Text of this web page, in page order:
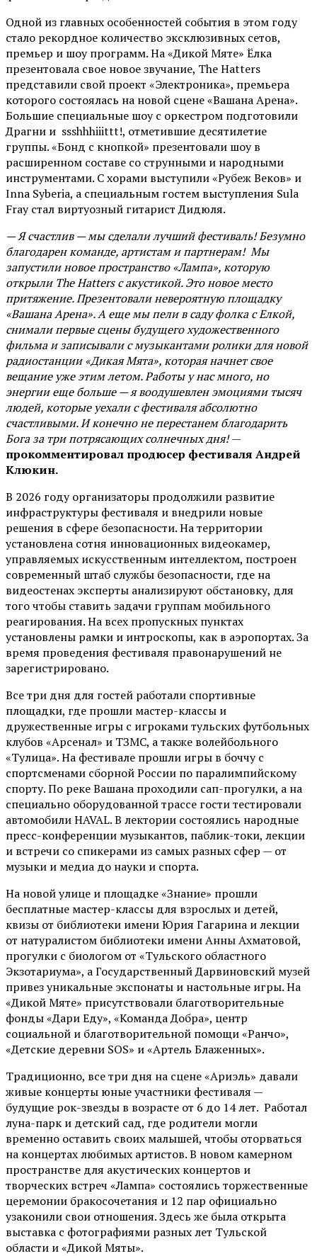
Одной из главных особенностей события в этом году
стало рекордное количество эксклюзивных сетов,
премьер и шоу программ. На «Дикой Мяте» Ёлка
презентовала свое новое звучание, The Hatters
представили свой проект «Электроника», премьера
которого состоялась на новой сцене «Вашана Арена».
Большие специальные шоу с оркестром подготовили
Драгни и ssshhhiiittt!, отметившие десятилетие
группы. «Бонд с кнопкой» презентовали шоу в
расширенном составе со струнными и народными
инструментами. С хорами выступили «Рубеж Веков» и
Inna Syberia, а специальным гостем выступления Sula
Fray стал виртуозный гитарист Дидюля.
— Я счастлив — мы сделали лучший фестиваль! Безумно
благодарен команде, артистам и партнерам! Мы
запустили новое пространство «Лампа», которую
открыли The Hatters с акустикой. Это новое место
притяжение. Презентовали невероятную площадку
«Вашана Арена». А еще мы пели в саду фолка с Елкой,
снимали первые сцены будущего художественного
фильма и записывали с музыкантами ролики для новой
радиостанции «Дикая Мята», которая начнет свое
вещание уже этим летом. Работы у нас много, но
энергии еще больше — я воодушевлен эмоциями тысяч
людей, которые уехали с фестиваля абсолютно
счастливыми. И конечно не перестанем благодарить
Бога за три потрясающих солнечных дня!—
прокомментировал продюсер фестиваля Андрей
Клюкин.
В 2026 году организаторы продолжили развитие
инфраструктуры фестиваля и внедрили новые
решения в сфере безопасности. На территории
установлена сотня инновационных видеокамер,
управляемых искусственным интеллектом, построен
современный штаб службы безопасности, где на
видеостенах эксперты анализируют обстановку, для
того чтобы ставить задачи группам мобильного
реагирования. На всех пропускных пунктах
установлены рамки и интроскопы, как в аэропортах. За
время проведения фестиваля правонарушений не
зарегистрировано.
Все три дня для гостей работали спортивные
площадки, где прошли мастер-классы и
дружественные игры с игроками тульских футбольных
клубов «Арсенал» и ТЗМС, а также волейбольного
«Тулица». На фестивале прошли игры в боччу с
спортсменами сборной России по паралимпийскому
спорту. По реке Вашана проходили сап-прогулки, а на
специально оборудованной трассе гости тестировали
автомобили HAVAL. В лектории состоялись народные
пресс-конференции музыкантов, паблик-токи, лекции
и встречи со спикерами из самых разных сфер — от
музыки и медиа до науки и спорта.
На новой улице и площадке «Знание» прошли
бесплатные мастер-классы для взрослых и детей,
квизы от библиотеки имени Юрия Гагарина и лекции
от натуралистом библиотеки имени Анны Ахматовой,
прогулки с биологом от «Тульского областного
Экзотариума», а Государственный Дарвиновский музей
привез уникальные экспонаты и настольные игры. На
«Дикой Мяте» присутствовали благотворительные
фонды «Дари Еду», «Команда Добра», центр
социальной и благотворительной помощи «Ранчо»,
«Детские деревни SOS» и «Артель Блаженных».
Традиционно, все три дня на сцене«Ариэль» давали
живые концерты юные участники фестиваля —
будущие рок-звезды в возрасте от 6 до 14 лет. Работал
луна-парк и детский сад, где родители могли
временно оставить своих малышей, чтобы оторваться
на концертах любимых артистов. В новом камерном
пространстве для акустических концертов и
творческих встреч «Лампа» состоялись торжественные
церемонии бракосочетания и 12 пар официально
узаконили свои отношения. Здесь же была открыта
выставка с фотографиями разных лет Тульской
области и «Дикой Мяты».